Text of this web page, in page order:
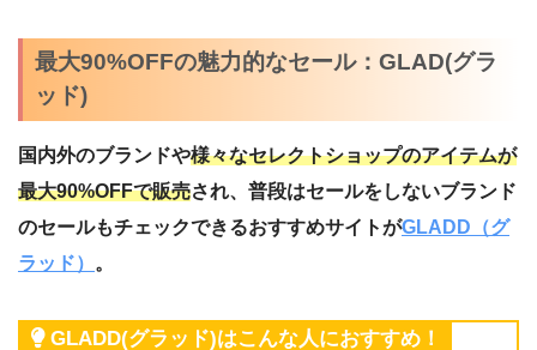
最大90%OFFの魅力的なセール：GLAD(グラ
ッド)
国内外のブランドや様々なセレクトショップのアイテムが
最大90%OFFで販売され、普段はセールをしないブランド
のセールもチェックできるおすすめサイトがGLADD（グ
ラッド） 。
GLADD(グラッド)はこんな人におすすめ！